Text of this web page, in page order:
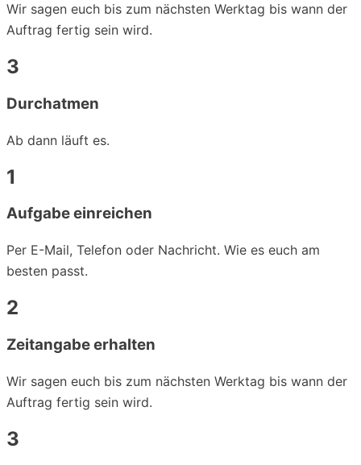
Wir sagen euch bis zum nächsten Werktag bis wann der
Auftrag fertig sein wird.
3
Durchatmen
Ab dann läuft es.
1
Aufgabe einreichen
Per E-Mail, Telefon oder Nachricht. Wie es euch am
besten passt.
2
Zeitangabe erhalten
Wir sagen euch bis zum nächsten Werktag bis wann der
Auftrag fertig sein wird.
3